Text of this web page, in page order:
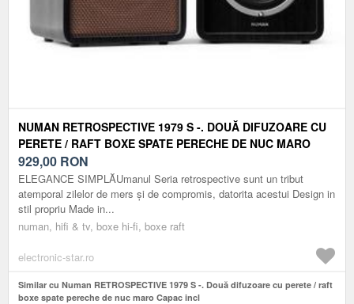
NUMAN RETROSPECTIVE 1979 S -. DOUĂ DIFUZOARE CU
PERETE / RAFT BOXE SPATE PERECHE DE NUC MARO
CAPAC INCL
929,00 RON
ELEGANCE SIMPLĂUmanul Seria retrospective sunt un tribut
atemporal zilelor de mers și de compromis, datorita acestui Design in
stil propriu Made in...
numan, hifi & tv, boxe hi-fi, boxe raft
electronic-star.ro
Similar cu Numan RETROSPECTIVE 1979 S -. Două difuzoare cu perete / raft
boxe spate pereche de nuc maro Capac incl